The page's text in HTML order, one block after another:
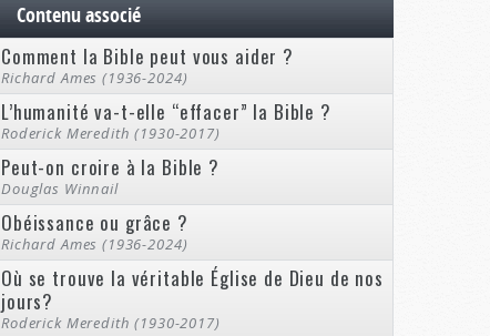
Contenu associé
Comment la Bible peut vous aider ?
Richard Ames (1936-2024)
L’humanité va-t-elle “effacer” la Bible ?
Roderick Meredith (1930-2017)
Peut-on croire à la Bible ?
Douglas Winnail
Obéissance ou grâce ?
Richard Ames (1936-2024)
Où se trouve la véritable Église de Dieu de nos
jours?
Roderick Meredith (1930-2017)